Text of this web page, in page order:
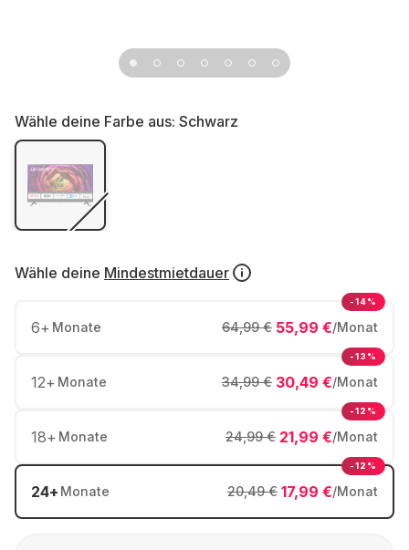
Wähle deine Farbe aus: Schwarz
Wähle deine Mindestmietdauer
6+ Monate 55,99 €/Monat
64,99 €
-14%
12+ Monate 30,49 €/Monat
34,99 €
-13%
18+ Monate 21,99 €/Monat
24,99 €
-12%
24+ Monate 17,99 €/Monat
20,49 €
-12%